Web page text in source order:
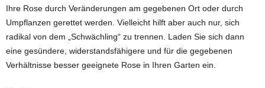
Ihre Rose durch Veränderungen am gegebenen Ort oder durch
Umpflanzen gerettet werden. Vielleicht hilft aber auch nur, sich
radikal von dem „Schwächling“ zu trennen. Laden Sie sich dann
eine gesündere, widerstandsfähigere und für die gegebenen
Verhältnisse besser geeignete Rose in Ihren Garten ein.